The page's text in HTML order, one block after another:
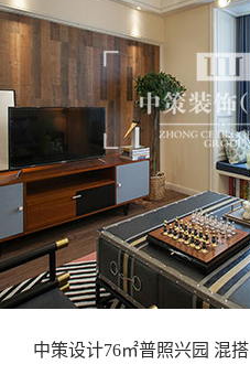
中策设计76㎡普照兴园 混搭